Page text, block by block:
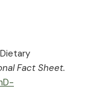
Fact Sheet.